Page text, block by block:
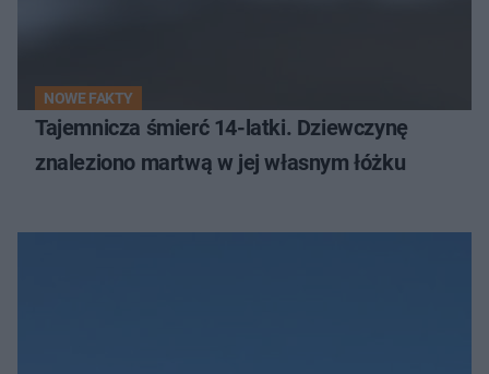
NOWE FAKTY
Tajemnicza śmierć 14-latki. Dziewczynę
znaleziono martwą w jej własnym łóżku